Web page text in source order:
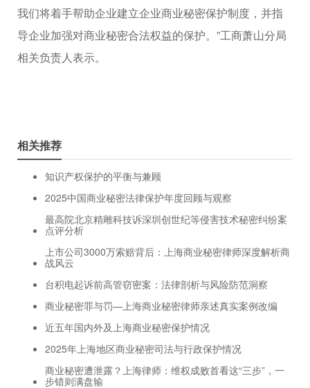
我们将着手帮助企业建立企业商业秘密保护制度，并指
导企业加强对商业秘密合法权益的保护。”工商萧山分局
相关负责人表示。
相关推荐
知识产权保护的平衡与兼顾
2025中国商业秘密法律保护年度回顾与观察
最高院北京精雕科技诉深圳创世纪等侵害技术秘密纠纷案
点评分析
上市公司3000万索赔背后：上海商业秘密律师深度解析商
战风云
台积电起诉前高管窃密案：法律剖析与风险防范洞察
商业秘密罪与罚—上海商业秘密律师亲述真实案例改编
近五年国内外及上海商业秘密保护情况
2025年上海地区商业秘密司法与行政保护情况
商业秘密遭泄露？上海律师：维权成败首看这“三步”，一
步错则满盘输